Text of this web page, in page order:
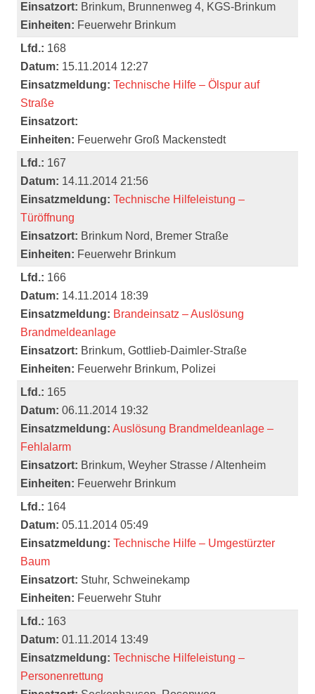
Einsatzort: Brinkum, Brunnenweg 4, KGS-Brinkum
Einheiten: Feuerwehr Brinkum
Lfd.: 168
Datum: 15.11.2014 12:27
Einsatzmeldung: Technische Hilfe – Ölspur auf
Straße
Einsatzort:
Einheiten: Feuerwehr Groß Mackenstedt
Lfd.: 167
Datum: 14.11.2014 21:56
Einsatzmeldung: Technische Hilfeleistung –
Türöffnung
Einsatzort: Brinkum Nord, Bremer Straße
Einheiten: Feuerwehr Brinkum
Lfd.: 166
Datum: 14.11.2014 18:39
Einsatzmeldung: Brandeinsatz – Auslösung
Brandmeldeanlage
Einsatzort: Brinkum, Gottlieb-Daimler-Straße
Einheiten: Feuerwehr Brinkum, Polizei
Lfd.: 165
Datum: 06.11.2014 19:32
Einsatzmeldung: Auslösung Brandmeldeanlage –
Fehlalarm
Einsatzort: Brinkum, Weyher Strasse / Altenheim
Einheiten: Feuerwehr Brinkum
Lfd.: 164
Datum: 05.11.2014 05:49
Einsatzmeldung: Technische Hilfe – Umgestürzter
Baum
Einsatzort: Stuhr, Schweinekamp
Einheiten: Feuerwehr Stuhr
Lfd.: 163
Datum: 01.11.2014 13:49
Einsatzmeldung: Technische Hilfeleistung –
Personenrettung